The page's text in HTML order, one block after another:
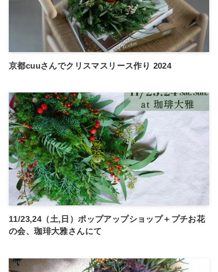
京都cuuさんでクリスマスリース作り 2024
11/23,24（土,日）ポップアップショップ＋プチお花
の会、珈琲大雅さんにて